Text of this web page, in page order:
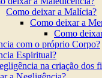
Como deixar a Malícia?
Como deixar a
Como
com o próprio Corpo?
Espiritual?
na criação dos